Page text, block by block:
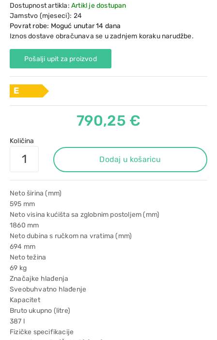
Dostupnost artikla: Artikl je dostupan
Jamstvo (mjeseci): 24
Povrat robe: Moguć unutar 14 dana
Iznos dostave obračunava se u zadnjem koraku narudžbe.
Pošalji upit za proizvod
E
790,25 €
Količina
Dodaj u košaricu
Neto širina (mm)
595 mm
Neto visina kućišta sa zglobnim postoljem (mm)
1860 mm
Neto dubina s ručkom na vratima (mm)
694 mm
Neto težina
69 kg
Značajke hlađenja
Sveobuhvatno hlađenje
Kapacitet
Bruto ukupno (litre)
387 l
Fizičke specifikacije